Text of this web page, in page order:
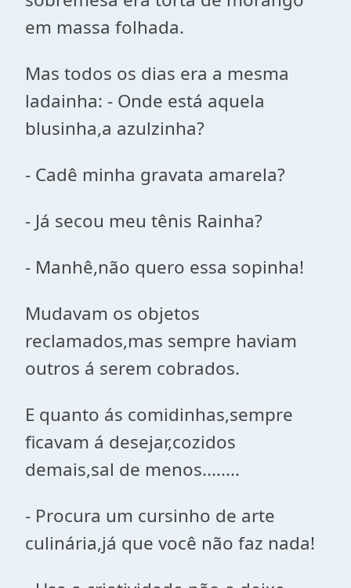
em massa folhada.
Mas todos os dias era a mesma
ladainha: - Onde está aquela
blusinha,a azulzinha?
- Cadê minha gravata amarela?
- Já secou meu tênis Rainha?
- Manhê,não quero essa sopinha!
Mudavam os objetos
reclamados,mas sempre haviam
outros á serem cobrados.
E quanto ás comidinhas,sempre
ficavam á desejar,cozidos
demais,sal de menos........
- Procura um cursinho de arte
culinária,já que você não faz nada!